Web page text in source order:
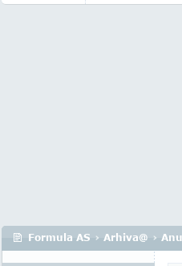
Formula AS › Arhiva@ ›